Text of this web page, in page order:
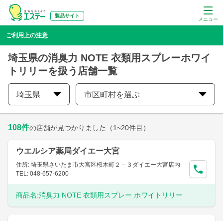
メニュー
製品サイト
ご利用上の注意
埼玉県の消臭力 NOTE 衣類用スプレーホワイ
トリリーを扱う店舗一覧
埼玉県 市区町村を選ぶ
108件の店舗が見つかりました （1~20件目）
ウエルシア薬局ダイエー大宮
住所: 埼玉県さいたま市大宮区桜木町２－３ダイエー大宮店内
TEL: 048-657-6200
商品名:消臭力 NOTE 衣類用スプレー ホワイトリリー